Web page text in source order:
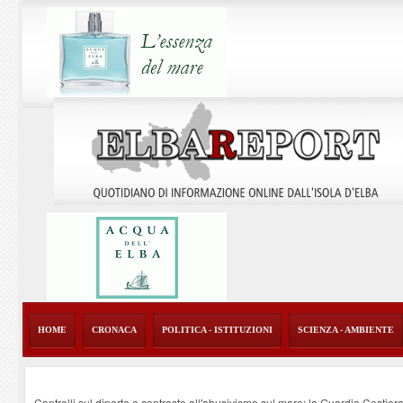
HOME CRONACA POLITICA - ISTITUZIONI SCIENZA - AMBIENTE